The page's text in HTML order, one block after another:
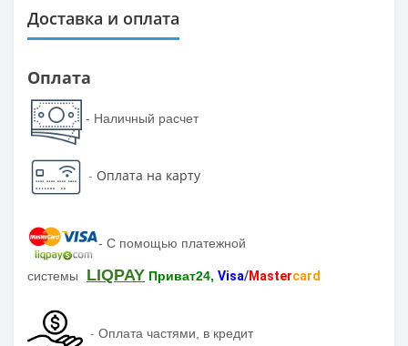
Доставка и оплата
Оплата
- Наличный расчет
- Оплата на карту
- С помощью платежной
системы LIQPAY Приват24, Visa/Mastercard
- Оплата частями, в кредит